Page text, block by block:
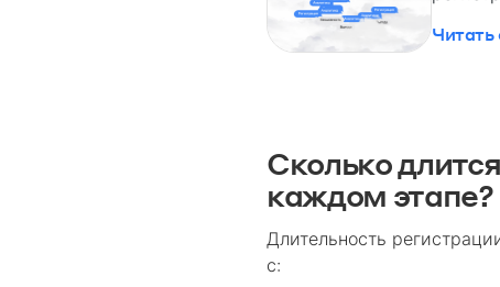
Читать
Сколько
каждом этапе?
Длительность
с: